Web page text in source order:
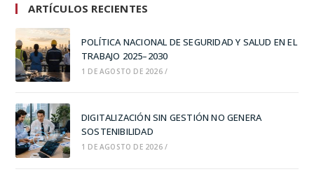
ARTÍCULOS RECIENTES
POLÍTICA NACIONAL DE SEGURIDAD Y SALUD EN EL
TRABAJO 2025–2030
1 DE AGOSTO DE 2026 /
DIGITALIZACIÓN SIN GESTIÓN NO GENERA
SOSTENIBILIDAD
1 DE AGOSTO DE 2026 /